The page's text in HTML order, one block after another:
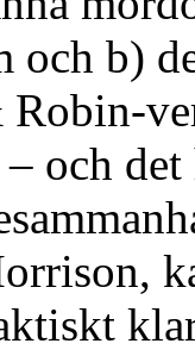
och b)
Robin-
och